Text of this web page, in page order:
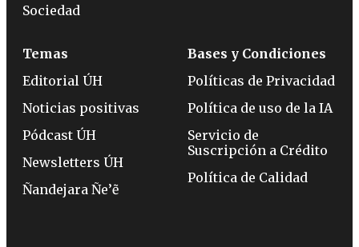
Sociedad
Temas
Editorial ÚH
Noticias positivas
Pódcast ÚH
Newsletters ÚH
Ñandejara Ñe’ẽ
Bases y Condiciones
Políticas de Privacidad
Política de uso de la IA
Servicio de
Suscripción a Crédito
Política de Calidad